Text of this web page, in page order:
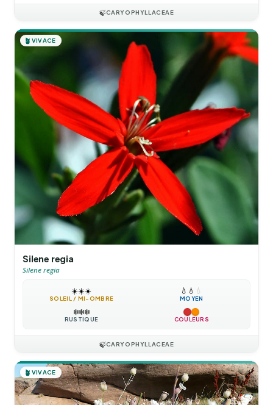
🍃CARYOPHYLLACEAE
🪴 VIVACE
Silene regia
Silene regia
☀️☀️☀️
SOLEIL / MI-OMBRE
💧 💧 💧
MOYEN
❄️❄️❄️
RUSTIQUE COULEURS
🍃CARYOPHYLLACEAE
🪴 VIVACE